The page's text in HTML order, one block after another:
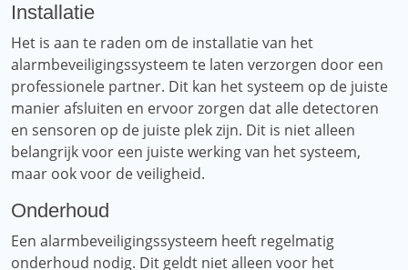
Installatie
Het is aan te raden om de installatie van het
alarmbeveiligingssysteem te laten verzorgen door een
professionele partner. Dit kan het systeem op de juiste
manier afsluiten en ervoor zorgen dat alle detectoren
en sensoren op de juiste plek zijn. Dit is niet alleen
belangrijk voor een juiste werking van het systeem,
maar ook voor de veiligheid.
Onderhoud
Een alarmbeveiligingssysteem heeft regelmatig
onderhoud nodig. Dit geldt niet alleen voor het